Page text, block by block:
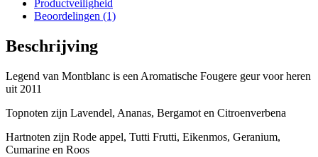
Productveiligheid
Beoordelingen (1)
Beschrijving
Legend van Montblanc is een Aromatische Fougere geur voor heren
uit 2011
Topnoten zijn Lavendel, Ananas, Bergamot en Citroenverbena
Hartnoten zijn Rode appel, Tutti Frutti, Eikenmos, Geranium,
Cumarine en Roos